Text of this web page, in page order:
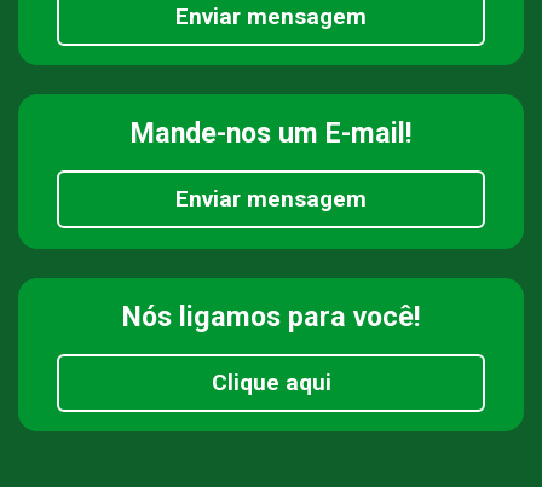
Enviar mensagem
Mande-nos um E-mail!
Enviar mensagem
Nós ligamos para você!
Clique aqui